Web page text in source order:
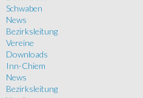
Schwaben
News
Bezirksleitung
Vereine
Downloads
Inn-Chiem
News
Bezirksleitung